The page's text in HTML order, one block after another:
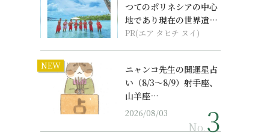
つてのポリネシアの中心
地であり現在の世界遺産
からみえてくる...
PR(エア タヒチ ヌイ)
NEW
ニャンコ先生の開運星占
い（8/3～8/9）射手座、
山羊座…
2026/08/03
No.